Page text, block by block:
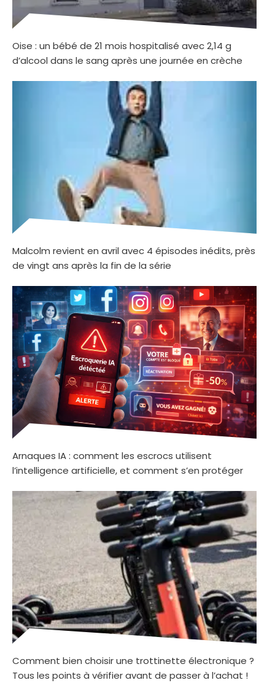
Oise : un bébé de 21 mois hospitalisé avec 2,14 g
d’alcool dans le sang après une journée en crèche
Malcolm revient en avril avec 4 épisodes inédits, près
de vingt ans après la fin de la série
Arnaques IA : comment les escrocs utilisent
l’intelligence artificielle, et comment s’en protéger
Comment bien choisir une trottinette électronique ?
Tous les points à vérifier avant de passer à l’achat !